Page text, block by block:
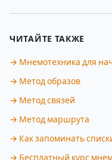
ЧИТАЙТЕ ТАКЖЕ
→ Мнемотехника для
→ Метод образов
→ Метод связей
→ Метод маршрута
→ Как запоминать
→ Бесплатный курс